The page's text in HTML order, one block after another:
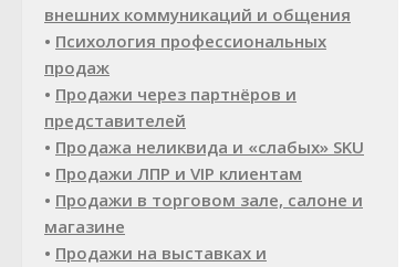
внешних коммуникаций и общения
• Психология профессиональных
продаж
• Продажи через партнёров и
представителей
• Продажа неликвида и «слабых» SKU
• Продажи ЛПР и VIP клиентам
• Продажи в торговом зале, салоне и
магазине
• Продажи на выставках и